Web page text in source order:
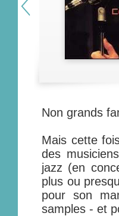
Non grands
Mais cette
des
jazz (en
plus ou
pour son
samples - et